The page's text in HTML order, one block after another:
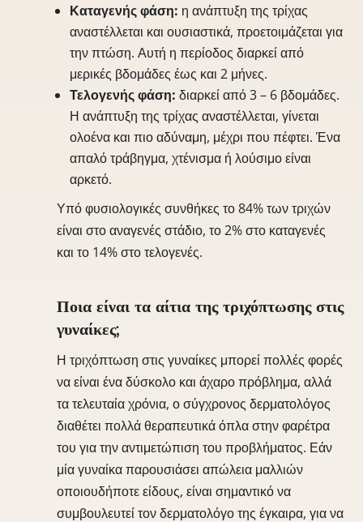
Καταγενής φάση: η ανάπτυξη της τρίχας
αναστέλλεται και ουσιαστικά, προετοιμάζεται για
την πτώση. Αυτή η περίοδος διαρκεί από
μερικές βδομάδες έως και 2 μήνες.
Τελογενής φάση: διαρκεί από 3 – 6 βδομάδες.
Η ανάπτυξη της τρίχας αναστέλλεται, γίνεται
ολοένα και πιο αδύναμη, μέχρι που πέφτει. Ένα
απαλό τράβηγμα, χτένισμα ή λούσιμο είναι
αρκετό.
Υπό φυσιολογικές συνθήκες το 84% των τριχών
είναι στο αναγενές στάδιο, το 2% στο καταγενές
και το 14% στο τελογενές.
Ποια είναι τα αίτια της τριχόπτωσης στις
γυναίκες;
Η τριχόπτωση στις γυναίκες μπορεί πολλές φορές
να είναι ένα δύσκολο και άχαρο πρόβλημα, αλλά
τα τελευταία χρόνια, ο σύγχρονος δερματολόγος
διαθέτει πολλά θεραπευτικά όπλα στην φαρέτρα
του για την αντιμετώπιση του προβλήματος. Εάν
μία γυναίκα παρουσιάσει απώλεια μαλλιών
οποιουδήποτε είδους, είναι σημαντικό να
συμβουλευτεί τον δερματολόγο της έγκαιρα, για να